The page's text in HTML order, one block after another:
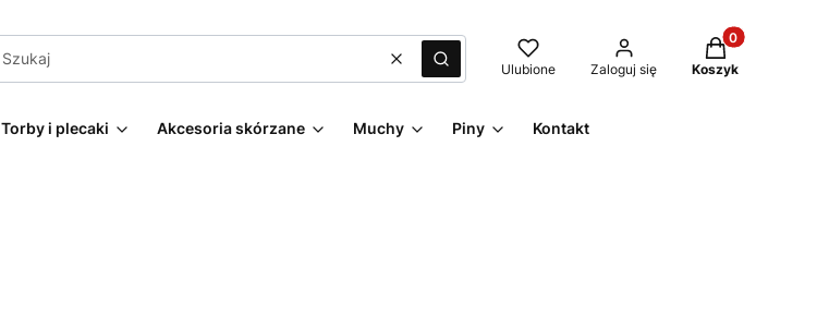
WyczyśćSzukaj Ulubione Zaloguj się
Produkty w
Koszyk
Torby i plecaki Akcesoria skórzane Muchy Piny Kontakt